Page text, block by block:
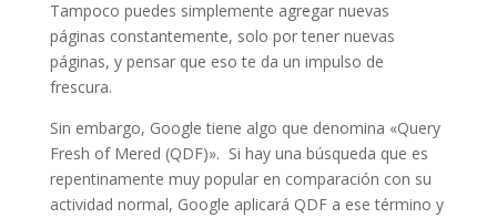
Tampoco puedes simplemente agregar nuevas
páginas constantemente, solo por tener nuevas
páginas, y pensar que eso te da un impulso de
frescura.
Sin embargo, Google tiene algo que denomina «Query
Fresh of Mered (QDF)». Si hay una búsqueda que es
repentinamente muy popular en comparación con su
actividad normal, Google aplicará QDF a ese término y